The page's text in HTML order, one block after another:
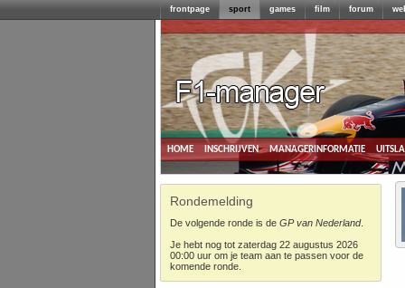
frontpage sport games film forum
home inschrijven managerinformatie
Rondemelding
De volgende ronde is de GP van Nederland.
Je hebt nog tot zaterdag 22 augustus 2026
00:00 uur om je team aan te passen voor de
komende ronde.